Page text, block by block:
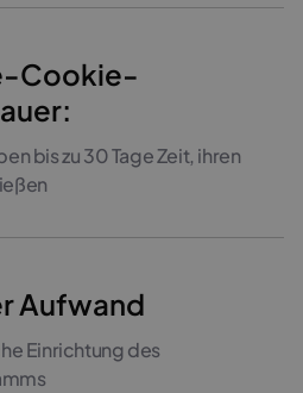
Cookie-
bis zu 30 Tage Zeit, ihren
Aufwand
Einrichtung des